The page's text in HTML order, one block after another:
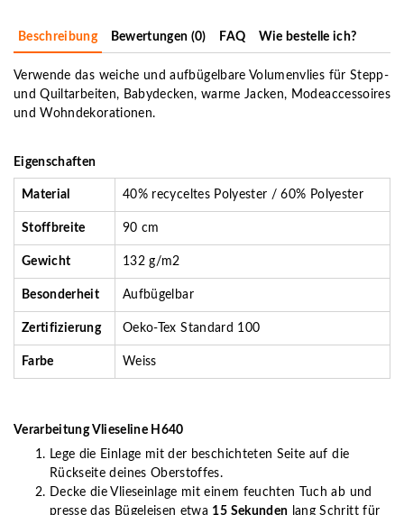
Beschreibung Bewertungen (0) FAQ Wie bestelle ich?
Verwende das weiche und aufbügelbare Volumenvlies für Stepp-
und Quiltarbeiten, Babydecken, warme Jacken, Modeaccessoires
und Wohndekorationen.
Eigenschaften
Material 40% recyceltes Polyester / 60% Polyester
Stoffbreite 90 cm
Gewicht 132 g/m2
Besonderheit Aufbügelbar
Zertifizierung Oeko-Tex Standard 100
Farbe Weiss
Verarbeitung Vlieseline H640
Lege die Einlage mit der beschichteten Seite auf die
Rückseite deines Oberstoffes.
Decke die Vlieseinlage mit einem feuchten Tuch ab und
presse das Bügeleisen etwa 15 Sekunden lang Schritt für